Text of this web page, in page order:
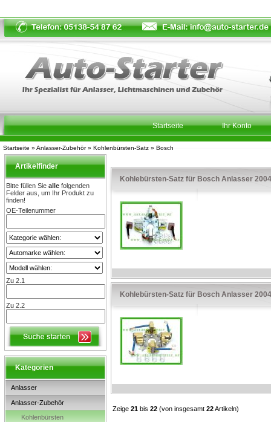
Startseite » Anlasser-Zubehör» Kohlenbürsten-Satz » Bosch
Startseite Ihr Konto
Artikelfinder
Bitte füllen Sie alle folgenden
Felder aus, um Ihr Produkt zu
finden!
OE-Teilenummer
Zu 2.1
Zu 2.2
Kategorien
Anlasser
Anlasser-Zubehör
Kohlenbürsten
Kohlebürsten-Satz für Bosch Anlasser
Kohlebürsten-Satz für Bosch Anlasser
Zeige 21 bis 22 (von insgesamt 22Artikeln)